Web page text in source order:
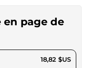
en page de
18,82 $US